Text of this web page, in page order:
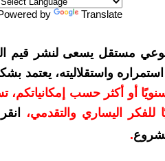
by Translate
مستقل يسعى لنشر قيم
واستقلاليته، يعتمد
10 دولارات سنويًا أو أكثر حسب
للفكر اليساري والتقدمي،
.